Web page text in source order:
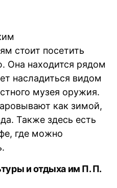
стоит посетить
Она находится рядом
насладиться видом
музея оружия.
как зимой,
Также здесь есть
где можно
и отдыха им П. П.